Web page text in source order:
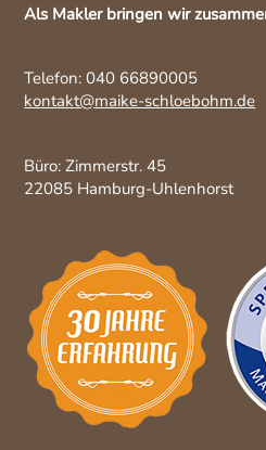
Als Makler bringen wir
Telefon: 040 66890005
kontakt@maike-schloebohm.de
Büro: Zimmerstr. 45
22085 Hamburg-Uhlenhorst